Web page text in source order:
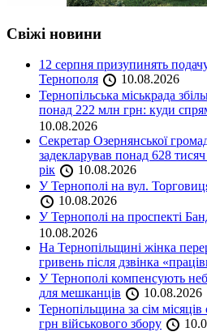
Свіжі новини
12 серпня призупинять
Тернополя
10.08.2026
Тернопільська міськрада
понад 222 млн грн: куди
10.08.2026
Секретар Озернянської
задекларував понад 628
рік
10.08.2026
У Тернополі на вул.
10.08.2026
У Тернополі на проспекті
10.08.2026
На Тернопільщині жінка
гривень після дзвінка
У Тернополі компенсують
для мешканців
10.08.2026
Тернопільщина за сім
грн військового збору